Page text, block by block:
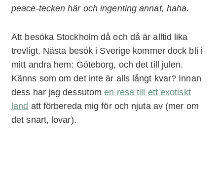
peace-tecken här och ingenting annat, haha.
Att besöka Stockholm då och då är alltid lika
trevligt. Nästa besök i Sverige kommer dock bli i
mitt andra hem: Göteborg, och det till julen.
Känns som om det inte är alls långt kvar? Innan
dess har jag dessutomen resa till ett exotiskt
land att förbereda mig för och njuta av (mer om
det snart, lovar).